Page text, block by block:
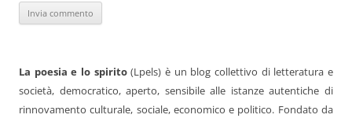
La poesia e lo spirito(Lpels) è un blog collettivo di letteratura e
società, democratico, aperto, sensibile alle istanze autentiche di
rinnovamento culturale, sociale, economico e politico. Fondato da